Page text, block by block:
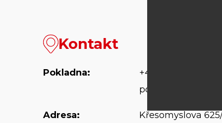
Kontakt
Pokladna:
+420 773 831 705
Adresa:
Křesomyslova